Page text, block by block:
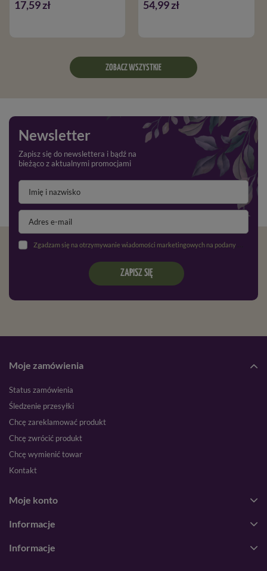
17,59 zł 54,99 zł
ZOBACZ WSZYSTKIE
Newsletter
Zapisz się do newslettera i bądź na
bieżąco z aktualnymi promocjami
Zgadzam się na otrzymywanie wiadomości marketingowych na podany adres e-mail oraz przetwarzanie danych osobowych zgodnie z
ZAPISZ SIĘ
Moje zamówienia
Status zamówienia
Śledzenie przesyłki
Chcę zareklamować produkt
Chcę zwrócić produkt
Chcę wymienić towar
Kontakt
Moje konto
Informacje
Informacje